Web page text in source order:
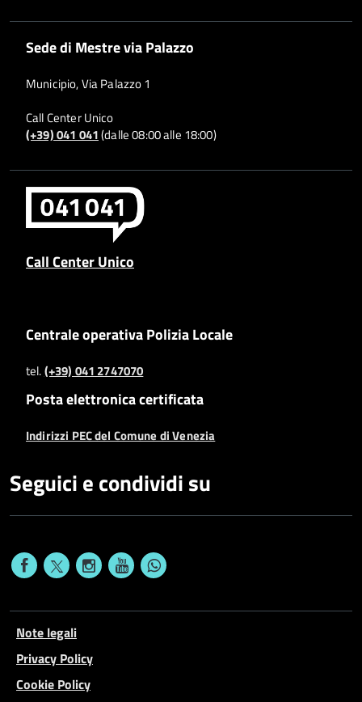
Sede di Mestre via Palazzo
Municipio, Via Palazzo 1
Call Center Unico
(+39) 041 041(dalle 08:00 alle 18:00)
Call Center Unico
Centrale operativa Polizia Locale
tel.(+39) 041 2747070
Posta elettronica certificata
Indirizzi PEC del Comune di Venezia
Seguici e condividi su
Note legali
Privacy Policy
Cookie Policy